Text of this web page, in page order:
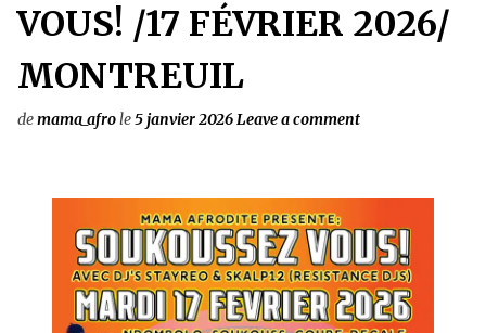
VOUS! /17 FÉVRIER 2026/
MONTREUIL
demama_afrole5 janvier 2026Leave a comment